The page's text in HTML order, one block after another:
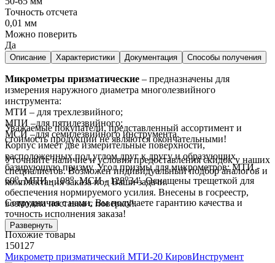
Точность отсчета
0,01 мм
Можно поверить
Да
Описание Характеристики Документация Способы получения
Микрометры призматические – предназначены для
измерения наружного диаметра многолезвийного
инструмента:
МТИ – для трехлезвийного;
МПИ –для пятилезвийного;
МСИ –для семилезвийного инструмента.
Корпус имеет две измерительные поверхности,
расположенных под углом друг к другу и образующих
базирующую призму. Угол призмы для микрометров: МТИ -
60о, МПИ - 108о, МСИ - 128о34'. Оснащены трещеткой для
обеспечения нормируемого усилия. Внесены в госреестр,
возможна поставка с поверкой.
Развернуть
Уважаемые покупатели, представленный ассортимент и
стоимость продукции не являются окончательными!
Уточняйте наличие и условия предоставления скидок у наших
специалистов. Возможен индивидуальный подбор аналогов и
комплектация заказа под Ваши задачи.
Сотрудничая с нами, Вы получаете гарантию качества и
точность исполнения заказа!
Похожие товары
150127
Микрометр призматический МТИ-20 КировИнструмент